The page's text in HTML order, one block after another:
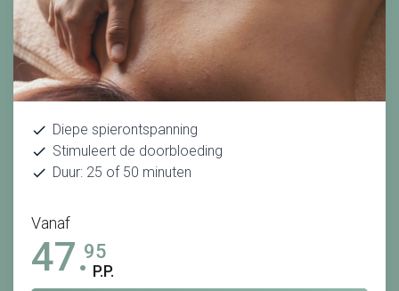
Diepe spierontspanning
Stimuleert de doorbloeding
Duur: 25 of 50 minuten
Vanaf
47.95
P.P.